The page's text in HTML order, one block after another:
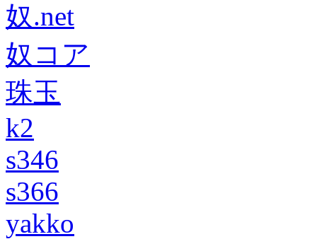
奴.net
奴コア
珠玉
k2
s346
s366
yakko